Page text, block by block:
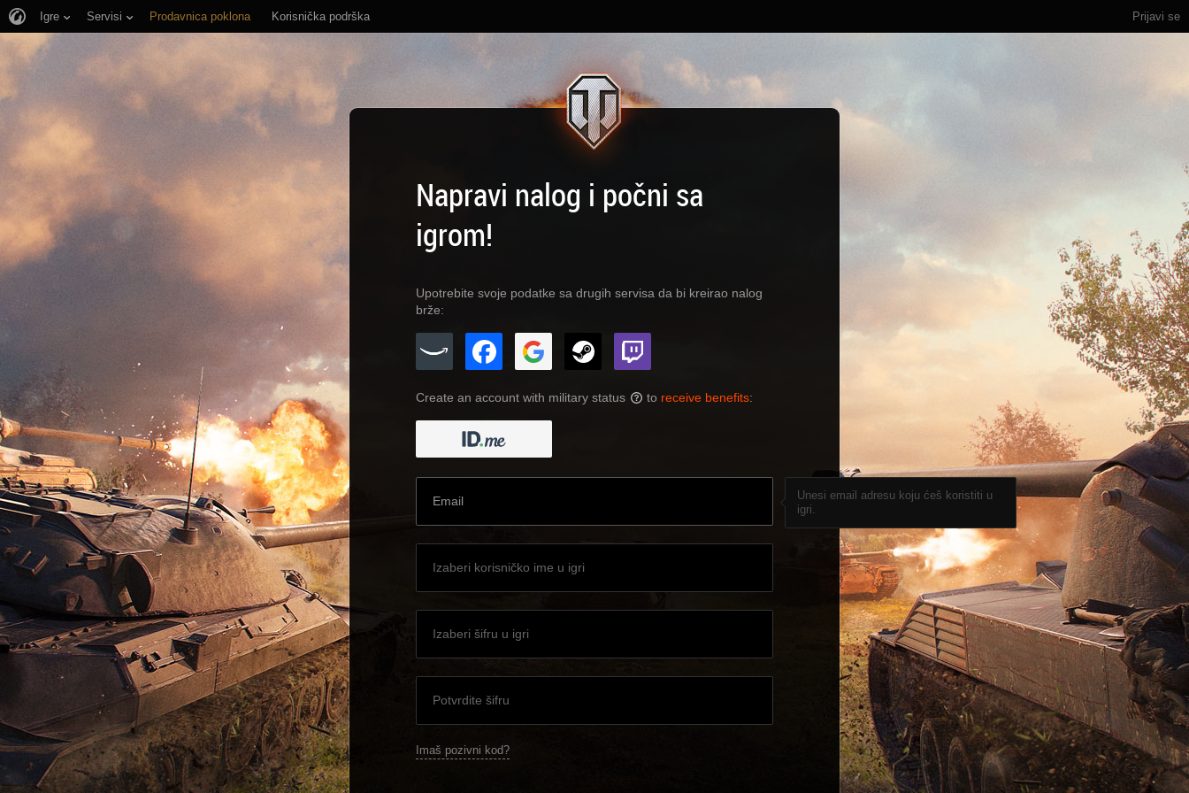
Prijavi se
Igre Servisi Prodavnica poklona Korisnička podrška
Napravi nalog i počni sa
igrom!
Upotrebite svoje podatke sa drugih servisa da bi kreirao nalog
brže:
Create an account with military status ? to receive benefits:
Unesi email adresu koju ćeš koristiti u
igri.
Imaš pozivni kod?